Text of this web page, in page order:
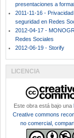
presentaciones a
2011-11-16 -
seguridad en Redes
2012-04-17 -
Redes Sociales
2012-06-19 - Storify
LICENCIA
Este obra está bajo una
Creative commons
no comercial,